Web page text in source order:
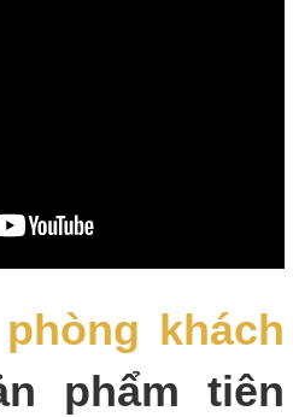
khách
phẩm tiên